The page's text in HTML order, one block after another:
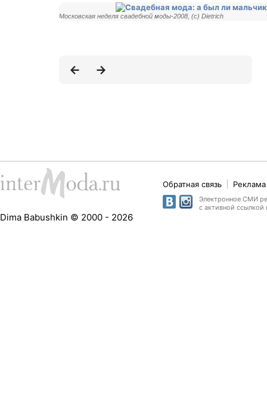
Московская неделя свадебной моды-2008, (с) Dietrich
Dima Babushkin © 2000 - 2026
Обратная связь
Электронное СМИ
с активной ссылкой